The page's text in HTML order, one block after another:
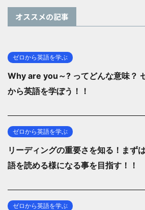
オススメの記事
ゼロから英語を学ぶ
Why are you～? ってどんな意味？
から英語を学ぼう！！
ゼロから英語を学ぶ
リーディングの重要さを知る！まず
語を読める様になる事を目指す！！
ゼロから英語を学ぶ